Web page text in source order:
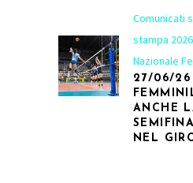
Comunicati
stampa 2026
Nazionale
27/06/26
ANCHE
NEL